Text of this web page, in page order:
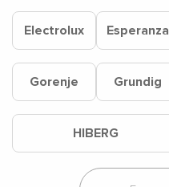
Electrolux Esperanza
Gorenje Grundig
HIBERG